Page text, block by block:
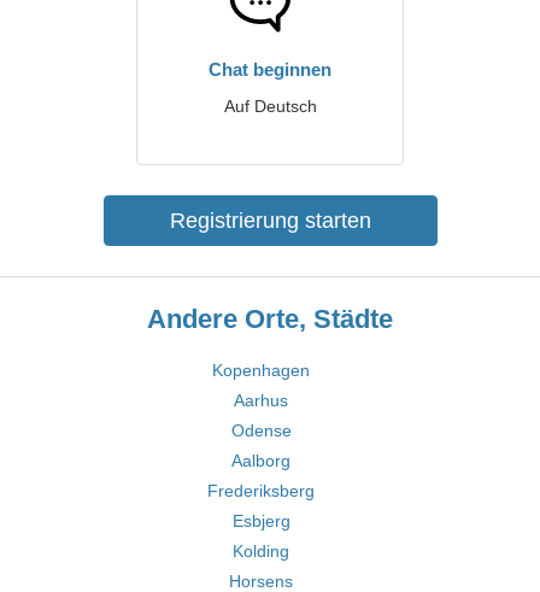
Chat beginnen
Auf Deutsch
Registrierung starten
Andere Orte, Städte
Kopenhagen
Aarhus
Odense
Aalborg
Frederiksberg
Esbjerg
Kolding
Horsens